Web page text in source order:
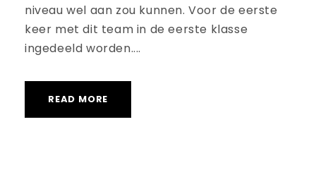
niveau wel aan zou kunnen. Voor de eerste
keer met dit team in de eerste klasse
ingedeeld worden....
READ MORE